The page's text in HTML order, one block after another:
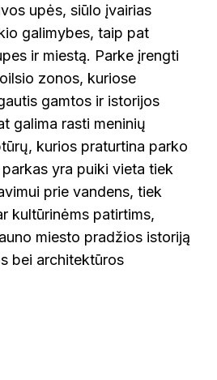
upės, siūlo įvairias
galimybes, taip pat
ir miestą. Parke įrengti
zonos, kuriose
gamtos ir istorijos
galima rasti meninių
kurios praturtina parko
yra puiki vieta tiek
prie vandens, tiek
kultūrinėms patirtims,
miesto pradžios istoriją
bei architektūros